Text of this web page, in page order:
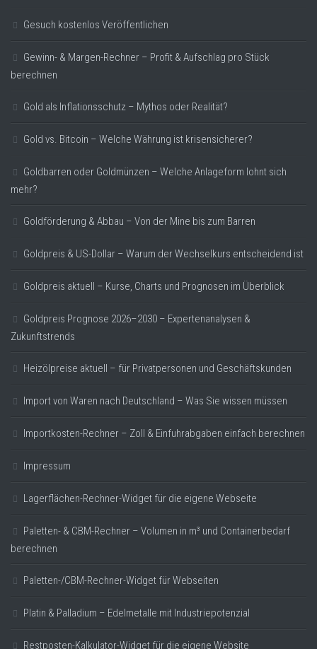
Gesuch kostenlos Veröffentlichen
Gewinn- & Margen-Rechner – Profit & Aufschlag pro Stück
berechnen
Gold als Inflationsschutz – Mythos oder Realität?
Gold vs. Bitcoin – Welche Währung ist krisensicherer?
Goldbarren oder Goldmünzen – Welche Anlageform lohnt sich
mehr?
Goldförderung & Abbau – Von der Mine bis zum Barren
Goldpreis & US-Dollar – Warum der Wechselkurs entscheidend ist
Goldpreis aktuell – Kurse, Charts und Prognosen im Überblick
Goldpreis Prognose 2026–2030 – Expertenanalysen &
Zukunftstrends
Heizölpreise aktuell – für Privatpersonen und Geschäftskunden
Import von Waren nach Deutschland – Was Sie wissen müssen
Importkosten-Rechner – Zoll & Einfuhrabgaben einfach berechnen
Impressum
Lagerflächen-Rechner-Widget für die eigene Webseite
Paletten- & CBM-Rechner – Volumen in m³ und Containerbedarf
berechnen
Paletten-/CBM-Rechner-Widget für Webseiten
Platin & Palladium – Edelmetalle mit Industriepotenzial
Restposten-Kalkulator-Widget für die eigene Website